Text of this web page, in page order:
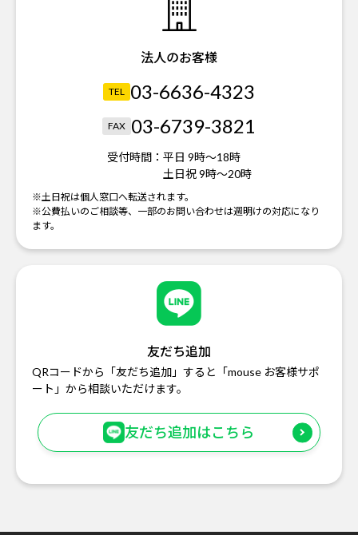
法人のお客様
TEL 03-6636-4323
FAX 03-6739-3821
受付時間： 平日 9時～18時
土日祝 9時～20時
※土日祝は個人窓口へ転送されます。
※公費払いのご相談等、一部のお問い合わせは週明けの対応になり
ます。
友だち追加
QRコードから「友だち追加」すると「mouse お客様サポ
ート」から相談いただけます。
友だち追加はこちら